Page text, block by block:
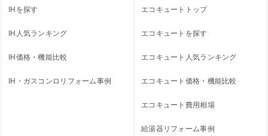
IHを探す
IH人気ランキング
IH価格・機能比較
IH・ガスコンロリフォーム事例
エコキュートトップ
エコキュートを探す
エコキュート人気ランキング
エコキュート価格・機能比較
エコキュート費用相場
給湯器リフォーム事例